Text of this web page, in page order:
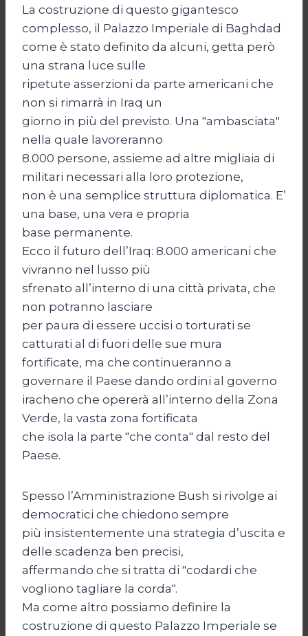
La costruzione di questo gigantesco
complesso, il Palazzo Imperiale di Baghdad
come è stato definito da alcuni, getta però
una strana luce sulle
ripetute asserzioni da parte americani che
non si rimarrà in Iraq un
giorno in più del previsto. Una "ambasciata"
nella quale lavoreranno
8.000 persone, assieme ad altre migliaia di
militari necessari alla loro protezione,
non è una semplice struttura diplomatica. E’
una base, una vera e propria
base permanente.
Ecco il futuro dell’Iraq: 8.000 americani che
vivranno nel lusso più
sfrenato all’interno di una città privata, che
non potranno lasciare
per paura di essere uccisi o torturati se
catturati al di fuori delle sue mura
fortificate, ma che continueranno a
governare il Paese dando ordini al governo
iracheno che opererà all’interno della Zona
Verde, la vasta zona fortificata
che isola la parte "che conta" dal resto del
Paese.
Spesso l’Amministrazione Bush si rivolge ai
democratici che chiedono sempre
più insistentemente una strategia d’uscita e
delle scadenza ben precisi,
affermando che si tratta di "codardi che
vogliono tagliare la corda".
Ma come altro possiamo definire la
costruzione di questo Palazzo Imperiale se